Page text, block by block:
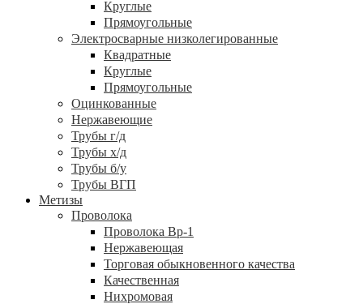
Круглые
Прямоугольные
Электросварные низколегированные
Квадратные
Круглые
Прямоугольные
Оцинкованные
Нержавеющие
Трубы г/д
Трубы х/д
Трубы б/у
Трубы ВГП
Метизы
Проволока
Проволока Вр-1
Нержавеющая
Торговая обыкновенного качества
Качественная
Нихромовая